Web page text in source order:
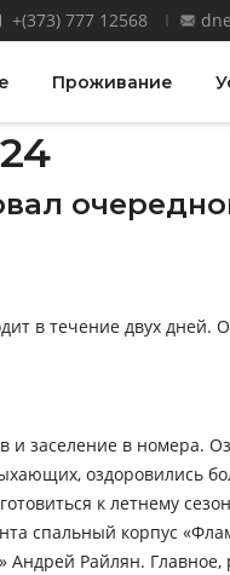
+(373) 777 12568
Проживание
в течение двух дней.
заселение в номера.
оздоровились
к летнему
спальный корпус
Андрей Райлян.